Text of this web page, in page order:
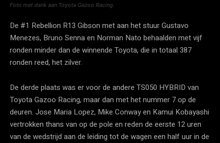
Foto met dank aan Toyota Gazoo Racing.
De #1 Rebellion R13 Gibson met aan het stuur Gustavo
Menezes, Bruno Senna en Norman Nato behaalden met vijf
ronden minder dan de winnende Toyota, die in totaal 387
ronden reed, het zilver.
De derde plaats was er voor de andere TS050 HYBRID van
Toyota Gazoo Racing, maar dan met het nummer 7 op de
deuren. Jose Maria Lopez, Mike Conway en Kamui Kobayashi
vertrokken thans van op de pole en reden de eerste 12 uren
van de wedstrijd aan de leiding tot de wagen een half uur in de